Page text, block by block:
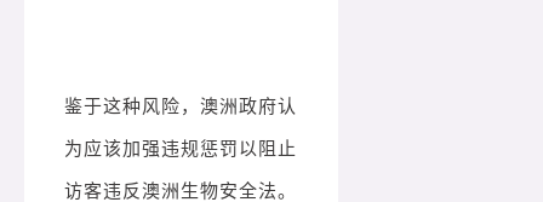
鉴于这种风险，澳洲政府认
为应该加强违规惩罚以阻止
访客违反澳洲生物安全法。